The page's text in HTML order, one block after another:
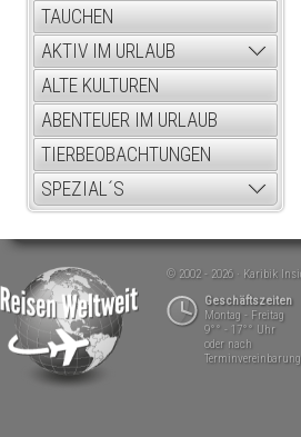
TAUCHEN
AKTIV IM URLAUB
ALTE KULTUREN
ABENTEUER IM URLAUB
TIERBEOBACHTUNGEN
SPEZIAL´S
© 2002 - 2026 Karibik
Geschäftszeiten
Montag - Freitag
9°° - 17°° Uhr
oder nach
Terminvereinbarung